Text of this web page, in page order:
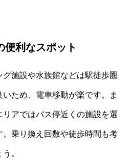
便利なスポット
施設や水族館などは駅徒歩圏
ため、電車移動が楽です。ま
アではバス停近くの施設を選
乗り換え回数や徒歩時間も考
。